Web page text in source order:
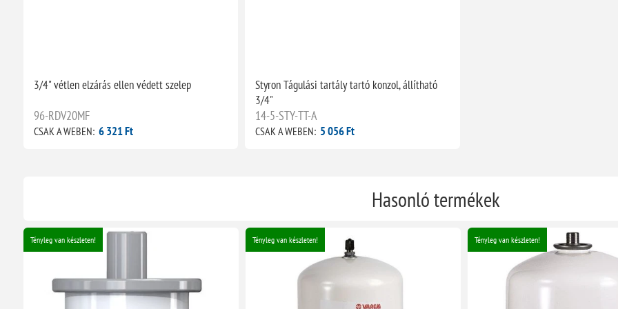
3/4" vétlen elzárás ellen védett szelep
96-RDV20MF
CSAK A WEBEN: 6 321 Ft
Styron Tágulási tartály tartó konzol, állítható
3/4"
14-5-STY-TT-A
CSAK A WEBEN: 5 056 Ft
Hasonló termékek
Tényleg van készleten! Tényleg van készleten! Tényleg van készleten!